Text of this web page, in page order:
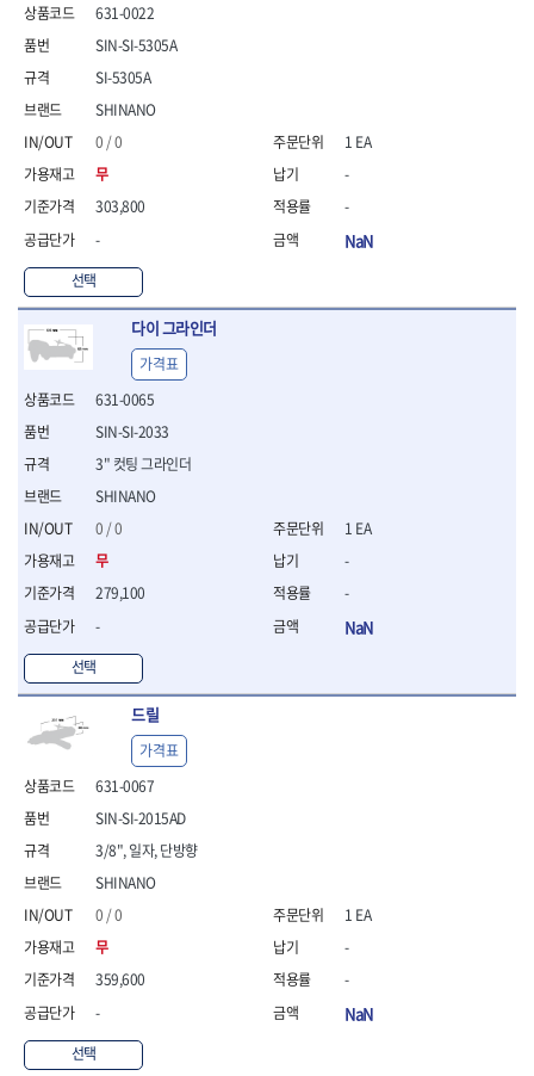
- 절연옵셋렌치
- 절연연결대
- 절연스패너
- 절연T렌치
- 절연소켓
- 절연별소켓
- 절연별비트소켓
- 절연육각비트소켓
- 절연라쳇핸들
- 절연렌치
- 절연토크렌치
- 절연콤비네이션렌치
- 절연링렌치
- 절연플라이어
- 절연전공칼
- 절연안전모
- 절연매트
- 방폭소켓
- 방폭라쳇핸들
- 방폭함마스패너
- 절연일자드라이버
- 절연별드라이버
- 라쳇케이블커터
- 자동스트리퍼
- 케이블스트리퍼
- 압착기
- 절연공구세트
- 절연비트홀다
- 절연비트홀다드라이버
- 방폭망치
- 절연L렌치
- 절연펜치
- 절연니퍼
- 절연비트
- 절연드라이버교체날
- 절연공구세트
- 절연라쳇렌치
631-0022
SHINANO
0 / 0
무
303,800
-
선택
SIN-SI-5305A
SI-5305A
1 EA
-
-
NaN
다이 그라인더
631-0065
SHINANO
0 / 0
무
279,100
-
선택
SIN-SI-2033
3" 컷팅 그라인더
가격표
1 EA
-
-
NaN
드릴
631-0067
SHINANO
0 / 0
무
359,600
-
선택
SIN-SI-2015AD
3/8", 일자, 단방향
가격표
1 EA
-
-
NaN